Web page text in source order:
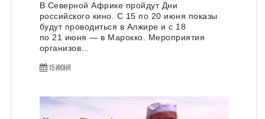
В Северной Африке пройдут Дни
российского кино. С 15 по 20 июня показы
будут проводиться в Алжире и с 18
по 21 июня — в Марокко. Мероприятия
организов...
15 Июня